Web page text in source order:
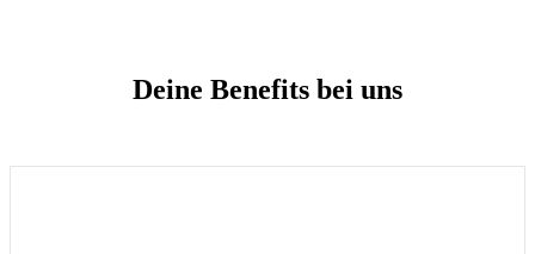
Deine Benefits bei uns